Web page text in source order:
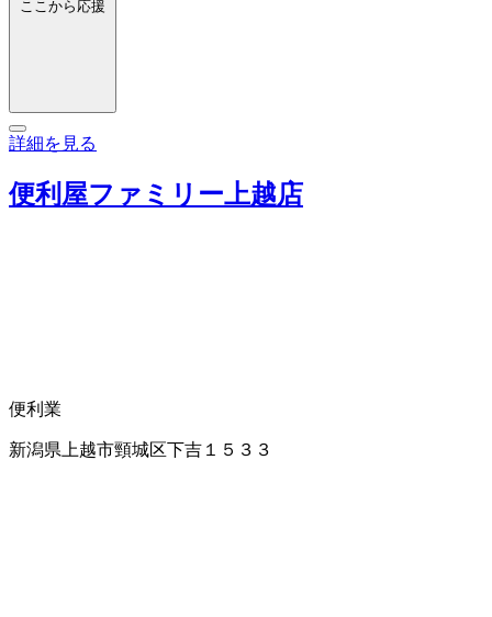
ここから応援
詳細を見る
便利屋ファミリー上越店
便利業
新潟県上越市頸城区下吉１５３３